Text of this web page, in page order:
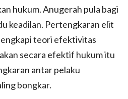
hukum. Anugerah pula bagi
keadilan. Pertengkaran elit
teori efektivitas
secara efektif hukum itu
antar pelaku
bongkar.